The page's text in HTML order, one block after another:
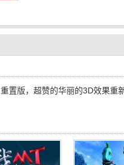
置版，超赞的华丽的3D效果重